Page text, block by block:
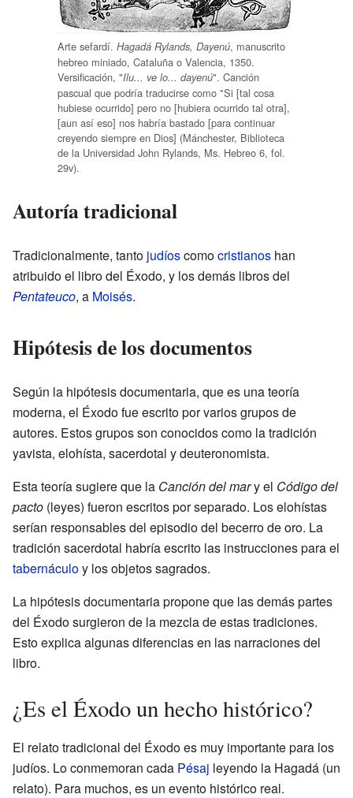
Arte sefardí. Hagadá Rylands, Dayenú, manuscrito
hebreo miniado, Cataluña o Valencia, 1350.
Versificación, "Ilu... ve lo... dayenú". Canción
pascual que podría traducirse como "Si [tal cosa
hubiese ocurrido] pero no [hubiera ocurrido tal otra],
[aun así eso] nos habría bastado [para continuar
creyendo siempre en Dios] (Mánchester, Biblioteca
de la Universidad John Rylands, Ms. Hebreo 6, fol.
29v).
Autoría tradicional
Tradicionalmente, tanto judíoscomocristianos han
atribuido el libro del Éxodo, y los demás libros del
Pentateuco, a Moisés.
Hipótesis de los documentos
Según la hipótesis documentaria, que es una teoría
moderna, el Éxodo fue escrito por varios grupos de
autores. Estos grupos son conocidos como la tradición
yavista, elohísta, sacerdotal y deuteronomista.
Esta teoría sugiere que la Canción del mary el Código del
pacto (leyes) fueron escritos por separado. Los elohístas
serían responsables del episodio del becerro de oro. La
tradición sacerdotal habría escrito las instrucciones para el
tabernáculoy los objetos sagrados.
La hipótesis documentaria propone que las demás partes
del Éxodo surgieron de la mezcla de estas tradiciones.
Esto explica algunas diferencias en las narraciones del
libro.
¿Es el Éxodo un hecho histórico?
El relato tradicional del Éxodo es muy importante para los
judíos. Lo conmemoran cada Pésaj leyendo la Hagadá (un
relato). Para muchos, es un evento histórico real.